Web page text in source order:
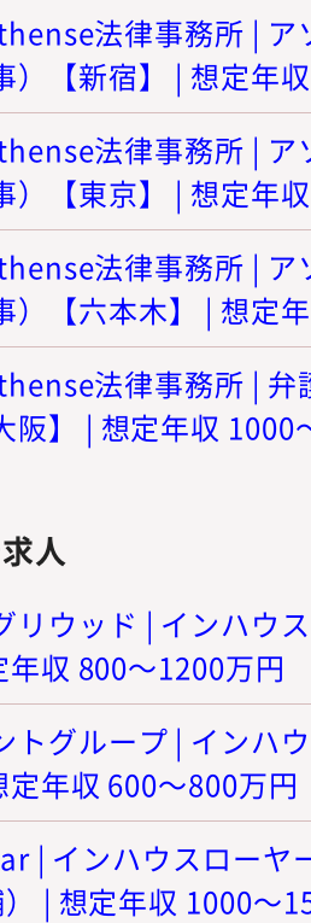
法律事務所 | ア
）【新宿】 | 想定年
法律事務所 | ア
）【東京】 | 想定年
法律事務所 | ア
）【六本木】 | 想定
法律事務所 | 弁
阪】 | 想定年収 1000
人
リウッド | インハウ
収 800～1200万円
トグループ | インハ
年収 600～800万円
| インハウスローヤ
| 想定年収 1000～